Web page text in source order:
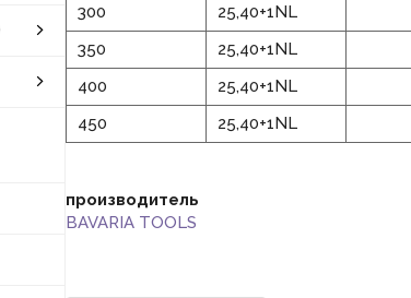
300
25,40+1NL
350
25,40+1NL
400
25,40+1NL
450
25,40+1NL
производитель
BAVARIA TOOLS